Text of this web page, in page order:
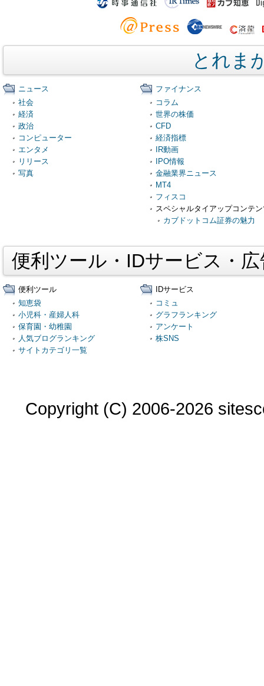
とれま
ニュース
社会
経済
政治
コンピューター
エンタメ
リリース
写真
ファイナンス
コラム
世界の株価
CFD
経済指標
IR動画
IPO情報
金融業界ニュース
MT4
フィスコ
スペシャルタイアップコンテ
カブドットコム証券の魅力
便利ツール・IDサービス・
便利ツール
知恵袋
小児科・産婦人科
保育園・幼稚園
人気ブログランキング
サイトカテゴリ一覧
IDサービス
コミュ
グラフランキング
アンケート
株SNS
Copyright (C) 2006-2026